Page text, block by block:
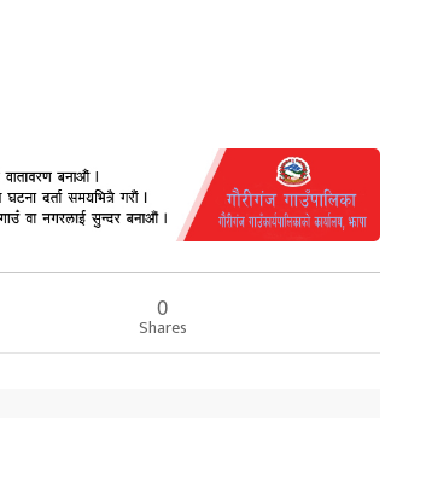
0
Shares